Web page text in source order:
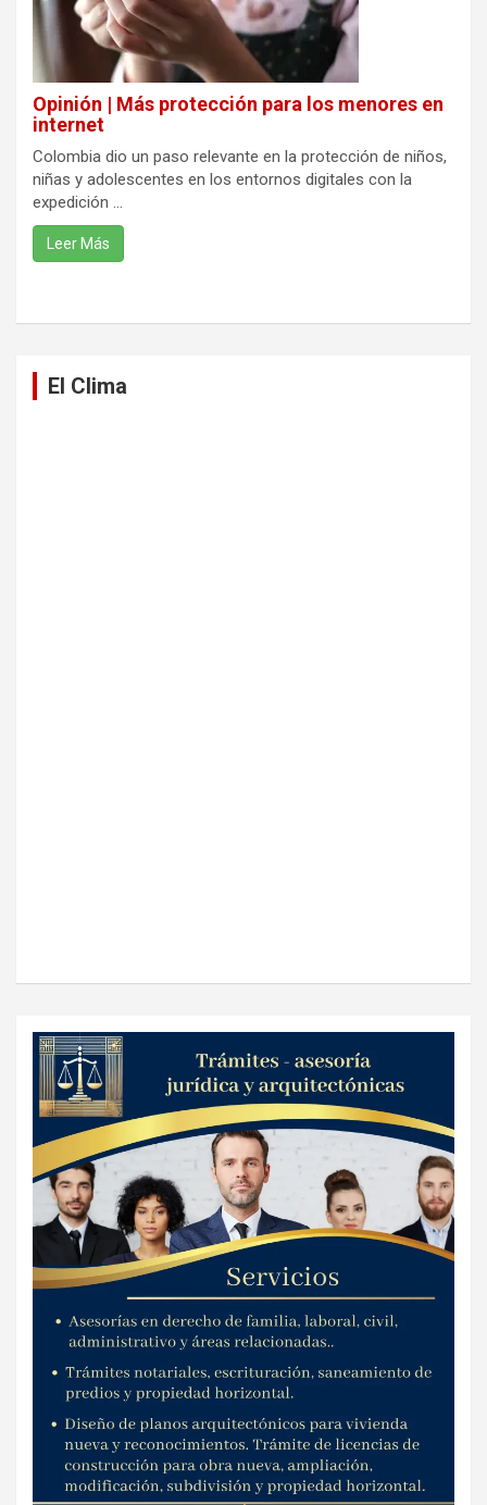
Opinión | Más protección para los menores en
internet
Colombia dio un paso relevante en la protección de niños,
niñas y adolescentes en los entornos digitales con la
expedición ...
Leer Más
El Clima